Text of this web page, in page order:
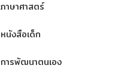
ภาษาศาสตร์
หนังสือเด็ก
การพัฒนาตนเอง